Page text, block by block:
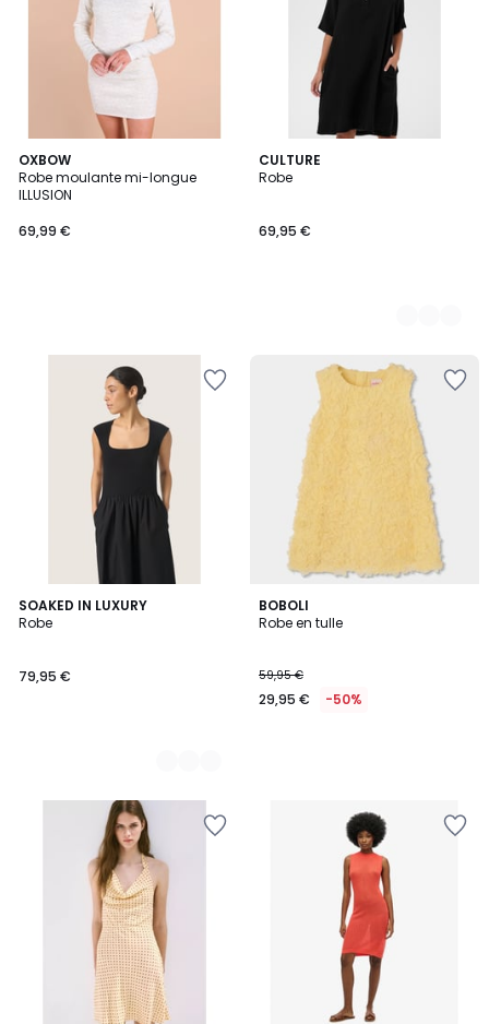
OXBOW
Robe moulante mi-longue
ILLUSION
69,99 €
CULTURE
Robe
69,95 €
6
Couleurs
SOAKED IN LUXURY
Robe
79,95 €
5
Couleurs
BOBOLI
Robe en tulle
59,95 €
29,95 € -50%